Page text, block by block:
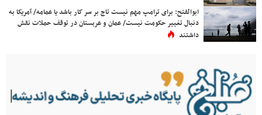
ابوالفتح: برای ترامپ مهم نیست تاج بر سر کار باشد یا عمامه/ آمریکا به
دنبال تغییر حکومت نیست/ عمان و عربستان در توقف حملات نقش
داشتند